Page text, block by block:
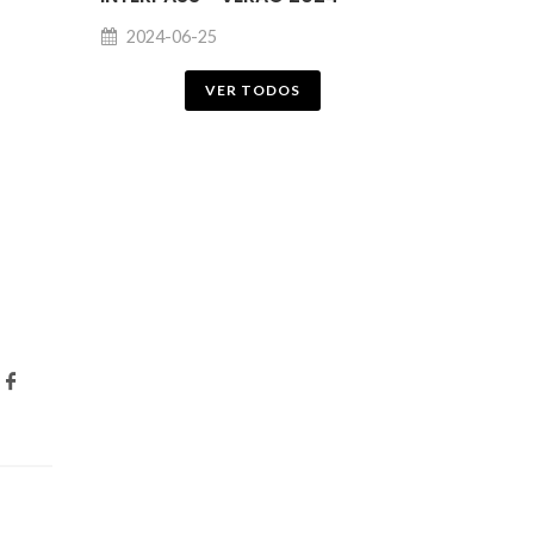
2024-06-25
VER TODOS